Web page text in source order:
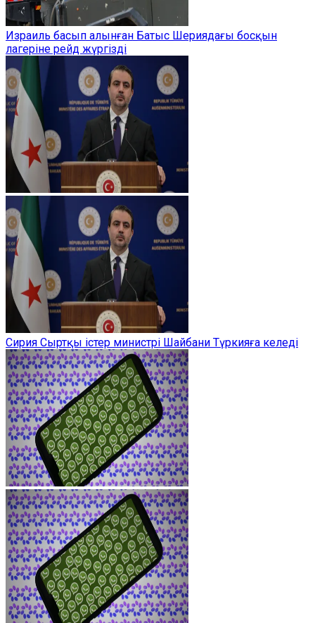
Израиль басып алынған Батыс Шериядағы босқын
лагеріне рейд жүргізді
Сирия Сыртқы істер министрі Шайбани Түркияға келеді